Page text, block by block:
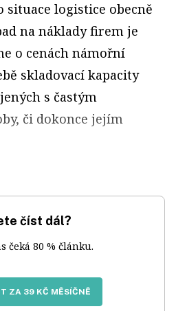
situace logistice obecně
na náklady firem je
o cenách námořní
skladovací kapacity
s častým
či dokonce jejím
číst dál?
čeká 80 % článku.
ZA 39 KČ MĚSÍČNĚ